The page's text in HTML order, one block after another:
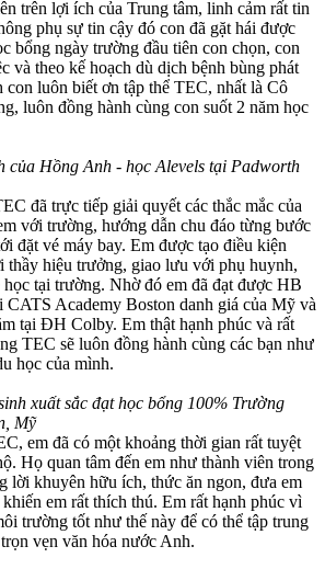
trên lợi ích của Trung tâm, linh cảm rất tin
phụ sự tin cậy đó con đã gặt hái được
bổng ngày trường đầu tiên con chọn, con
và theo kế hoạch dù dịch bệnh bùng phát
luôn biết ơn tập thể TEC, nhất là Cô
luôn đồng hành cùng con suốt 2 năm học
của Hồng Anh - học Alevels tại Padworth
đã trực tiếp giải quyết các thắc mắc của
với trường, hướng dẫn chu đáo từng bước
đặt vé máy bay. Em được tạo điều kiện
thầy hiệu trưởng, giao lưu với phụ huynh,
học tại trường. Nhờ đó em đã đạt được HB
CATS Academy Boston danh giá của Mỹ và
tại ĐH Colby. Em thật hạnh phúc và rất
TEC sẽ luôn đồng hành cùng các bạn như
học của mình.
xuất sắc đạt học bổng 100% Trường
Mỹ
em đã có một khoảng thời gian rất tuyệt
Họ quan tâm đến em như thành viên trong
lời khuyên hữu ích, thức ăn ngon, đưa em
em rất thích thú. Em rất hạnh phúc vì
trường tốt như thế này để có thể tập trung
vẹn văn hóa nước Anh.